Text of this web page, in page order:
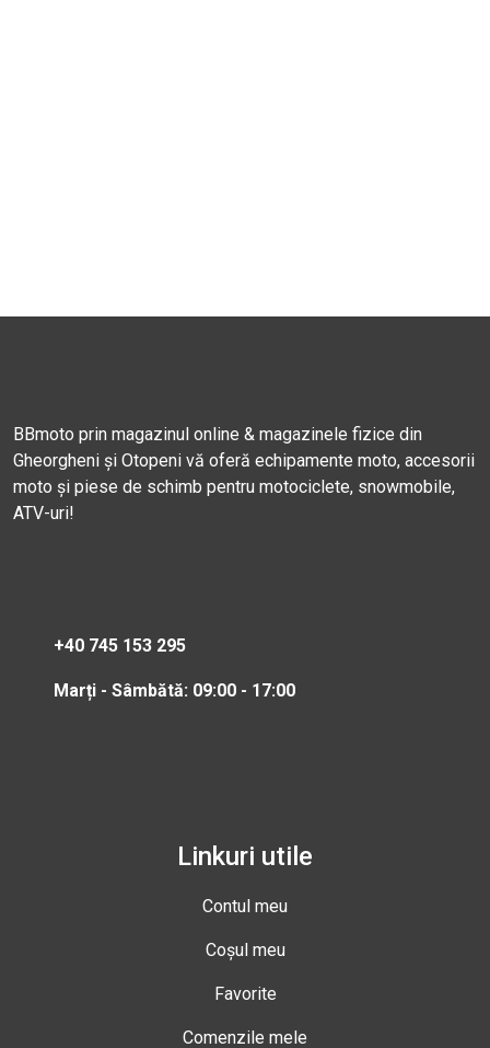
BBmoto prin magazinul online & magazinele fizice din
Gheorgheni și Otopeni vă oferă echipamente moto, accesorii
moto și piese de schimb pentru motociclete, snowmobile,
ATV-uri!
+40 745 153 295
Marți - Sâmbătă: 09:00 - 17:00
Linkuri utile
Contul meu
Coșul meu
Favorite
Comenzile mele